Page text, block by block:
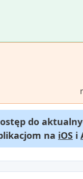
do
na iOS i